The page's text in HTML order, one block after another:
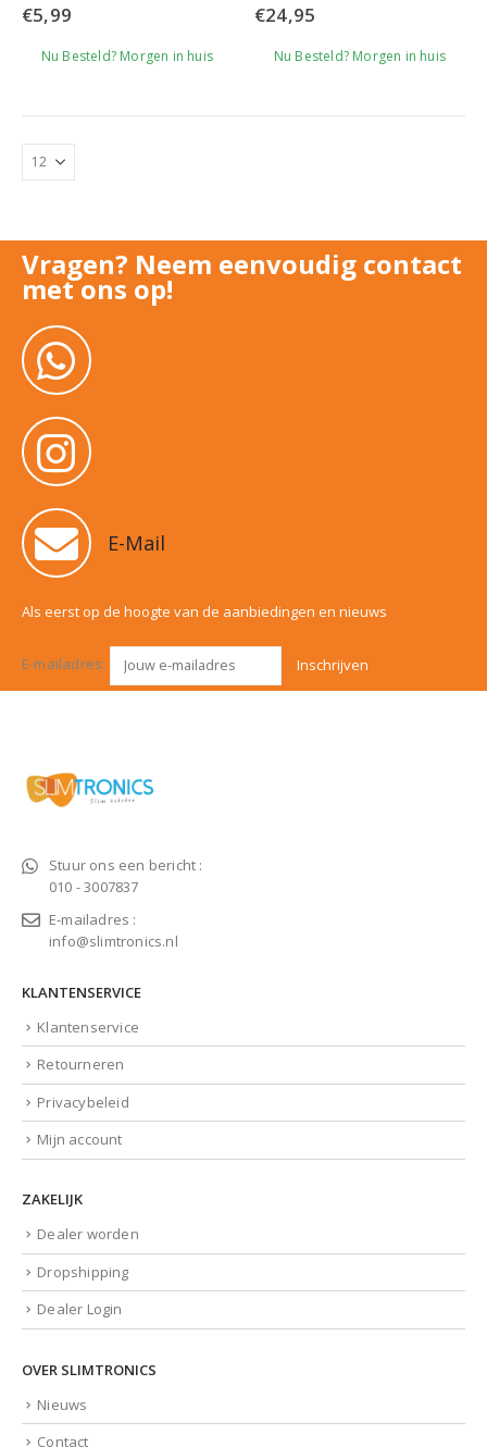
0out of 5
€5,99
Nu Besteld? Morgen in huis
0out of 5
€24,95
Nu Besteld? Morgen in huis
Vragen? Neem eenvoudig contact
met ons op!
E-Mail
Als eerst op de hoogte van de aanbiedingen en nieuws
E-mailadres:
Stuur ons een bericht :
010 - 3007837
E-mailadres :
info@slimtronics.nl
KLANTENSERVICE
Klantenservice
Retourneren
Privacybeleid
Mijn account
ZAKELIJK
Dealer worden
Dropshipping
Dealer Login
OVER SLIMTRONICS
Nieuws
Contact